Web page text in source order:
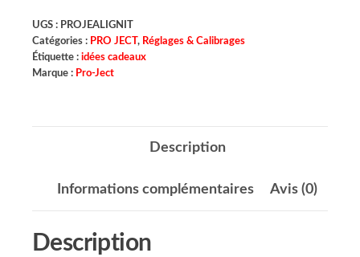
UGS : PROJEALIGNIT
Catégories : PRO JECT, Réglages & Calibrages
Étiquette : idées cadeaux
Marque : Pro-Ject
Description
Informations complémentaires Avis (0)
Description